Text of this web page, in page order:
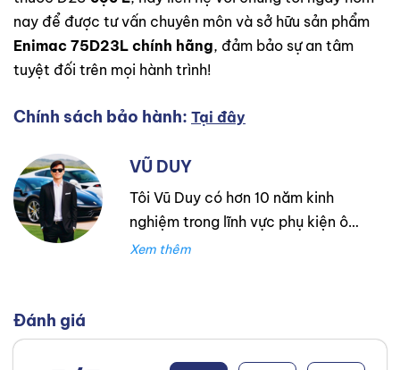
nay để được tư vấn chuyên môn và sở hữu sản phẩm
Enimac 75D23L chính hãng, đảm bảo sự an tâm
tuyệt đối trên mọi hành trình!
Chính sách bảo hành: Tại đây
VŨ DUY
Tôi Vũ Duy có hơn 10 năm kinh
nghiệm trong lĩnh vực phụ kiện ô
tô. Tôi là một người thực sự đam
chọn tốt nhất và phù hợp với
khách hàng.Facebook,TikTok,
Đánh giá